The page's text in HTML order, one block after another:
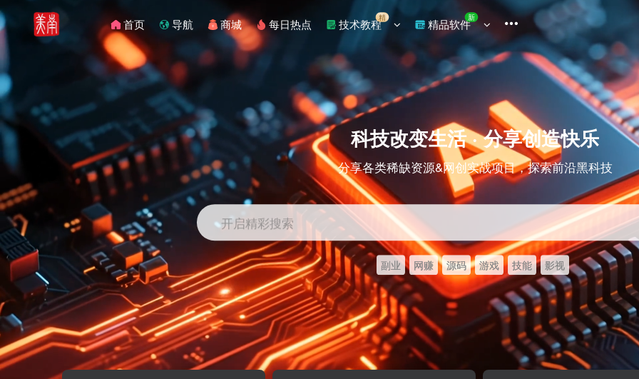
首页 导航 商城 每日热点 技术教程精 精品软件新
科技改变生活 · 分享创造快乐
分享各类稀缺资源&网创实战项目，探索前沿黑科技
开启精彩搜索
副业 网赚 源码 游戏 技能 影视